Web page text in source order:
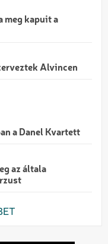
meg kapuit a
Alvincen
a Danel Kvartett
az általa